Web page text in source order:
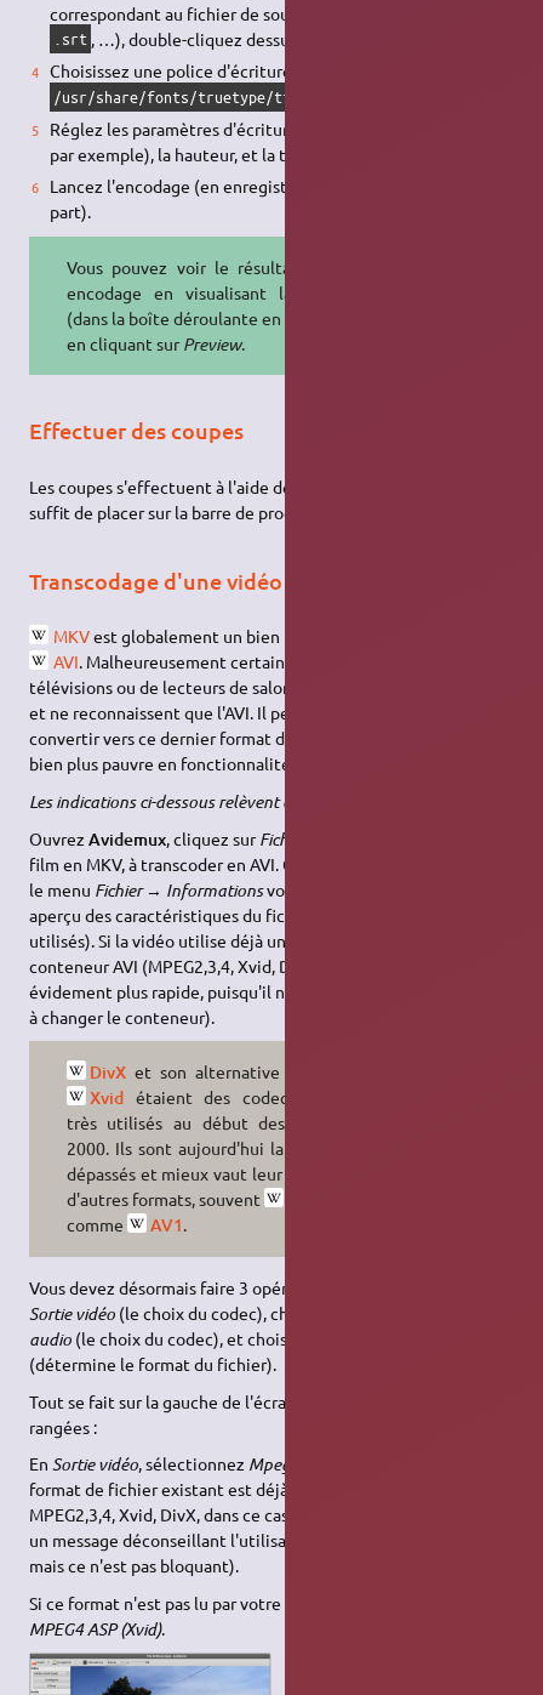
correspondant au fichier de sous-titres que vous avez (
.srt
, …), double-cliquez dessus.
Choisissez une police d'écriture (ex:
/usr/share/fonts/truetype/ttf-liberation/LiberationSans-
Réglez les paramètres d'écriture comme la couleur (blanc
par exemple), la hauteur, et la taille du texte.
Lancez l'encodage (en enregistrant votre vidéo quelque
part).
Vous pouvez voir le résultat avant
encodage en visualisant la sortie
(dans la boîte déroulante en haut) ou
en cliquant surPreview.
Effectuer des coupes
Les coupes s'effectuent à l'aide des curseurs
suffit de placer sur la barre de progression.
Transcodage d'une vidéo MKV en AVI
MKVest globalement un bien meilleur conteneur que
AVI. Malheureusement certains modèles anciens de
télévisions ou de lecteurs de salon ne lisent pas encore le
et ne reconnaissent que l'AVI. Il peut donc être utile de savoir
convertir vers ce dernier format de conteneur, même s'il est
bien plus pauvre en fonctionnalités.
Les indications ci-dessous relèvent de la version 2.6 d'Avidemux :
OuvrezAvidemux, cliquez surFichier
film en MKV, à transcoder en AVI. Ce n'est pas obligatoire, mais
le menu Fichier→ Informationsvous permettra d'avoir un
aperçu des caractéristiques du fichier original (les codecs
utilisés). Si la vidéo utilise déjà un codec supporté par le
conteneur AVI (MPEG2,3,4, Xvid, DivX), le traitement sera
évidement plus rapide, puisqu'il n'y aura rien à réencoder (juste
à changer le conteneur).
DivX et son alternative ouverte
Xvid étaient des codecs vidéo
très utilisés au début des années
2000. Ils sont aujourd'hui largement
dépassés et mieux vaut leur préférer
d'autres formats, souvent
comme
AV1.
Vous devez désormais faire 3 opérations : choisir un format de
Sortie vidéo (le choix du codec), choisir un format de
audio (le choix du codec), et choisir le
(détermine le format du fichier).
Tout se fait sur la gauche de l'écran ou ces 3 options sont
rangées :
EnSortie vidéo, sélectionnez Mpeg4 AVC (x264)
format de fichier existant est déjà compatible avec
MPEG2,3,4, Xvid, DivX, dans ce cas choisissez
un message déconseillant l'utilisation de ce codec avec un AVI,
mais ce n'est pas bloquant).
Si ce format n'est pas lu par votre télévision, essayez le codec
MPEG4 ASP (Xvid).